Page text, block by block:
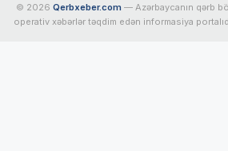
© 2026 Qerbxeber.com — Azərbaycanın qərb
operativ xəbərlər təqdim edən informasiya